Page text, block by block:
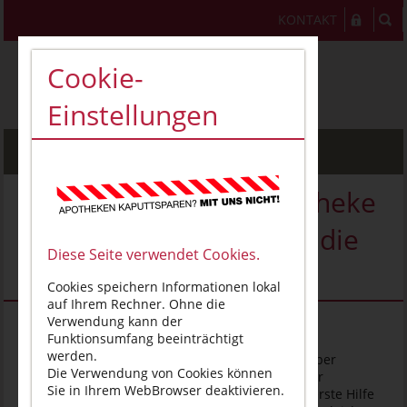
KONTAKT
Ausgewählte Reiseapotheke
gehört bei Ausflügen in die
Natur mit ins Gepäck
10.06.2021
(AKSA, 09. Juni 2021).
Wer zu Fuß, mit dem Rad, per
Inlineskates einen Ausflug in die Natur plant oder
anderweitig sportlich aktiv ist, sollte eine kleine erste Hilfe
Cookie-
Einstellungen
Diese Seite verwendet Cookies.
Cookies speichern Informationen lokal
auf Ihrem Rechner. Ohne die
Verwendung kann der
Funktionsumfang beeinträchtigt
werden.
Die Verwendung von Cookies können
Sie in Ihrem WebBrowser deaktivieren.